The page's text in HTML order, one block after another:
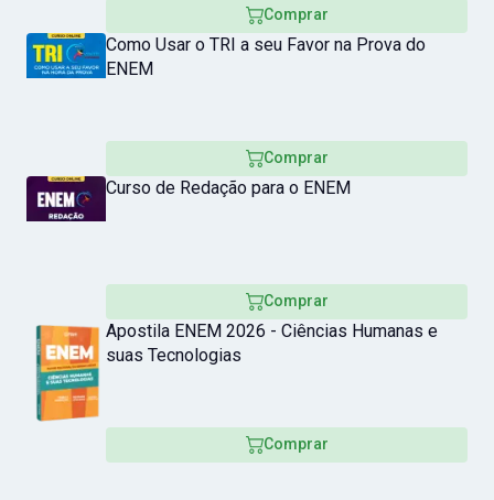
Comprar
Como Usar o TRI a seu Favor na Prova do
ENEM
Comprar
Curso de Redação para o ENEM
Comprar
Apostila ENEM 2026 - Ciências Humanas e
suas Tecnologias
Comprar